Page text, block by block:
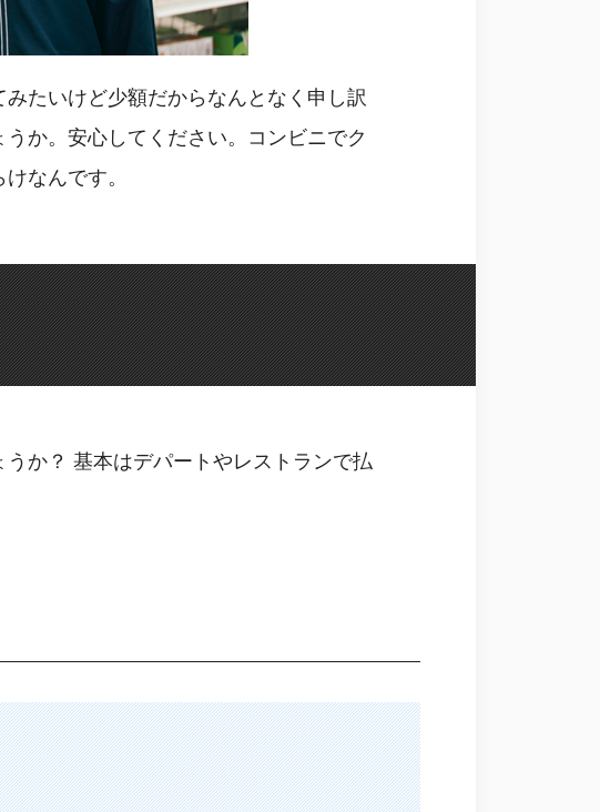
たいけど少額だからなんとなく申し訳
か。安心してください。コンビニでク
なんです。
か？ 基本はデパートやレストランで払